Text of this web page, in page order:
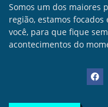
Somos um dos maiores
região, estamos
você, para que fique
acontecimentos do